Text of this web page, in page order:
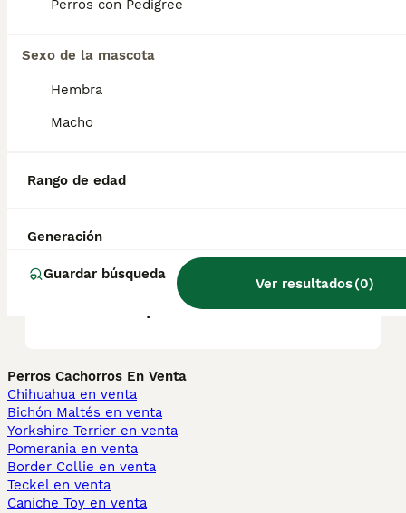
Perros con Pedigree
Sexo de la mascota
Hembra
Macho
Rango de edad
Generación
Guardar búsqueda
Ver resultados(0)
¿Qué tan raros son los
terriers de Sealyham?
¿Cuál es la raza de terrier
más tranquila?
Perros Cachorros En Venta
Chihuahua en venta
Bichón Maltés en venta
Yorkshire Terrier en venta
Pomerania en venta
Border Collie en venta
Teckel en venta
Caniche Toy en venta